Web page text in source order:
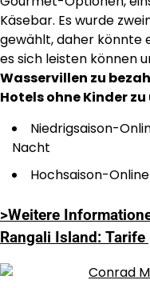
Käsebar. Es wurde
gewählt, daher könnte
es sich leisten können
Wasservillen zu
Hotels ohne Kinder
Niedrigsaison-
Nacht
Hochsaison-
>Weitere
Rangali Island: Tarife